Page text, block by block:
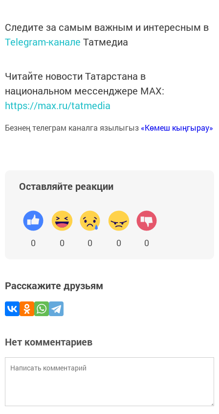
Следите за самым важным и интересным в
Telegram-канале Татмедиа
Читайте новости Татарстана в
национальном мессенджере MАХ:
https://max.ru/tatmedia
Безнең телеграм каналга язылыгыз «Көмеш кыңгырау»
Оставляйте реакции
0 0 0 0 0
Расскажите друзьям
Нет комментариев